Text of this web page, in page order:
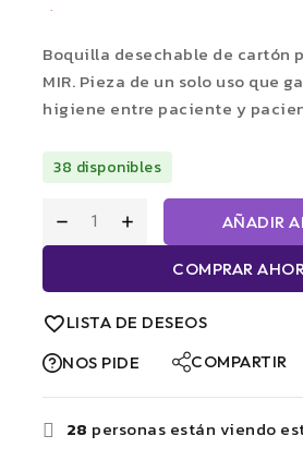
Boquilla desechable de cartón
MIR. Pieza de un solo uso que
higiene entre paciente y
38 disponibles
AÑADIR
COMPRAR
LISTA DE DESEOS
NOS PIDE
COMPARTIR
28 personas están viendo